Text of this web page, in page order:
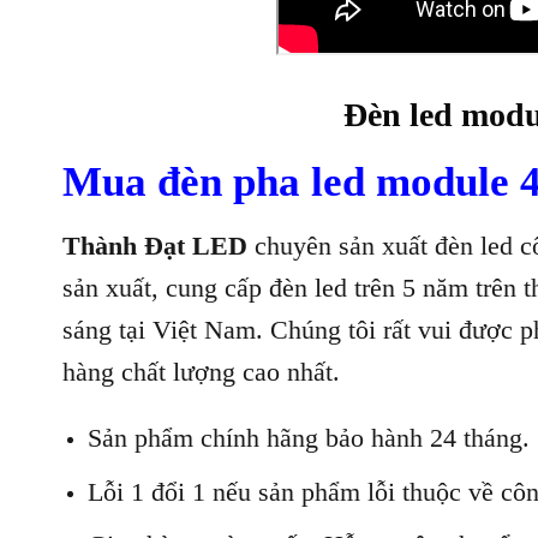
Đèn led
Mua đèn pha led module
Thành Đạt LED chuyên sản xuất đèn led
sản xuất, cung cấp đèn led trên 5 năm
sáng tại Việt Nam. Chúng tôi rất vui được
hàng chất lượng cao nhất.
Sản phẩm chính hãng bảo hành 24 tháng.
Lỗi 1 đổi 1 nếu sản phẩm lỗi thuộc về